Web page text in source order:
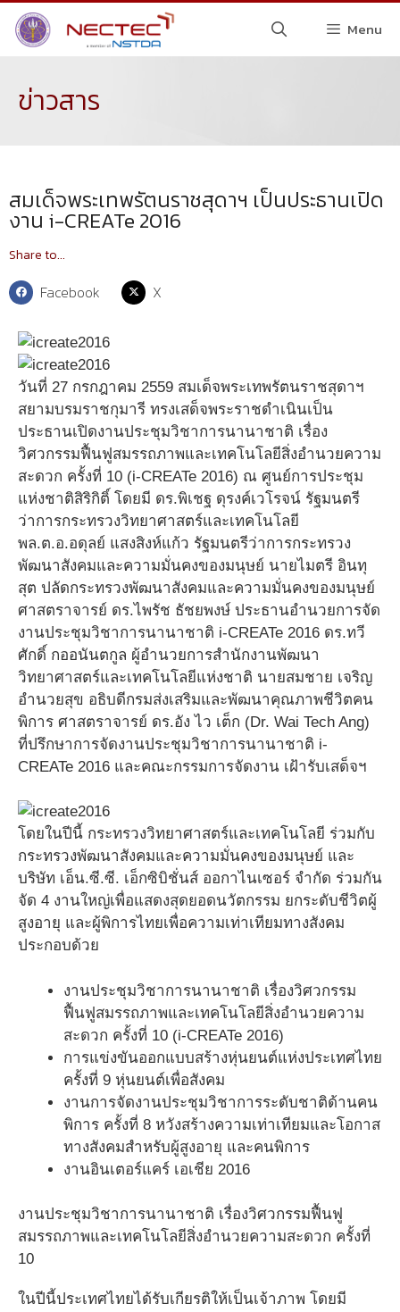
Menu
ข่าวสาร
สมเด็จพระเทพรัตนราชสุดาฯ เป็นประธานเปิด
งาน i-CREATe 2016
Share to...
Facebook X
วันที่ 27 กรกฎาคม 2559 สมเด็จพระเทพรัตนราชสุดาฯ
สยามบรมราชกุมารี ทรงเสด็จพระราชดำเนินเป็น
ประธานเปิดงานประชุมวิชาการนานาชาติ เรื่อง
วิศวกรรมฟื้นฟูสมรรถภาพและเทคโนโลยีสิ่งอำนวยความ
สะดวก ครั้งที่ 10 (i-CREATe 2016) ณ ศูนย์การประชุม
แห่งชาติสิริกิติ์ โดยมี ดร.พิเชฐ ดุรงค์เวโรจน์ รัฐมนตรี
ว่าการกระทรวงวิทยาศาสตร์และเทคโนโลยี
พล.ต.อ.อดุลย์ แสงสิงห์แก้ว รัฐมนตรีว่าการกระทรวง
พัฒนาสังคมและความมั่นคงของมนุษย์ นายไมตรี อินทุ
สุต ปลัดกระทรวงพัฒนาสังคมและความมั่นคงของมนุษย์
ศาสตราจารย์ ดร.ไพรัช ธัชยพงษ์ ประธานอำนวยการจัด
งานประชุมวิชาการนานาชาติ i-CREATe 2016 ดร.ทวี
ศักดิ์ กออนันตกูล ผู้อำนวยการสำนักงานพัฒนา
วิทยาศาสตร์และเทคโนโลยีแห่งชาติ นายสมชาย เจริญ
อำนวยสุข อธิบดีกรมส่งเสริมและพัฒนาคุณภาพชีวิตคน
พิการ ศาสตราจารย์ ดร.อัง ไว เต็ก (Dr. Wai Tech Ang)
ที่ปรึกษาการจัดงานประชุมวิชาการนานาชาติ i-
CREATe 2016 และคณะกรรมการจัดงาน เฝ้ารับเสด็จฯ
โดยในปีนี้ กระทรวงวิทยาศาสตร์และเทคโนโลยี ร่วมกับ
กระทรวงพัฒนาสังคมและความมั่นคงของมนุษย์ และ
บริษัท เอ็น.ซี.ซี. เอ็กซิบิชั่นส์ ออกาไนเซอร์ จำกัด ร่วมกัน
จัด 4 งานใหญ่เพื่อแสดงสุดยอดนวัตกรรม ยกระดับชีวิตผู้
สูงอายุ และผู้พิการไทยเพื่อความเท่าเทียมทางสังคม
ประกอบด้วย
งานประชุมวิชาการนานาชาติ เรื่องวิศวกรรม
ฟื้นฟูสมรรถภาพและเทคโนโลยีสิ่งอำนวยความ
สะดวก ครั้งที่ 10 (i-CREATe 2016)
การแข่งขันออกแบบสร้างหุ่นยนต์แห่งประเทศไทย
ครั้งที่ 9 หุ่นยนต์เพื่อสังคม
งานการจัดงานประชุมวิชาการระดับชาติด้านคน
พิการ ครั้งที่ 8 หวังสร้างความเท่าเทียมและโอกาส
ทางสังคมสำหรับผู้สูงอายุ และคนพิการ
งานอินเตอร์แคร์ เอเชีย 2016
งานประชุมวิชาการนานาชาติ เรื่องวิศวกรรมฟื้นฟู
สมรรถภาพและเทคโนโลยีสิ่งอำนวยความสะดวก ครั้งที่
10
ในปีนี้ประเทศไทยได้รับเกียรติให้เป็นเจ้าภาพ โดยมี